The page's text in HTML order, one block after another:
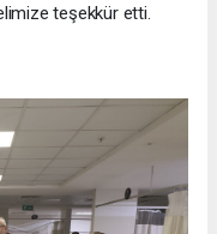
teşekkür etti.